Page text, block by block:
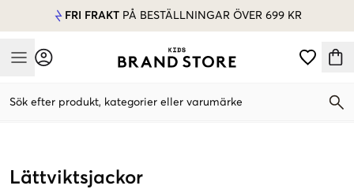
FRI FRAKT PÅ BESTÄLLNINGAR ÖVER 699 KR
Mobile Menu
Sök efter produkt, kategorier eller varumärke
Lättviktsjackor